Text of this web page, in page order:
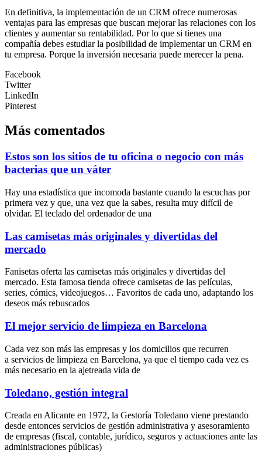
En definitiva, la implementación de un CRM ofrece numerosas
ventajas para las empresas que buscan mejorar las relaciones con los
clientes y aumentar su rentabilidad. Por lo que si tienes una
compañía debes estudiar la posibilidad de implementar un CRM en
tu empresa. Porque la inversión necesaria puede merecer la pena.
Facebook
Twitter
LinkedIn
Pinterest
Más comentados
Estos son los sitios de tu oficina o negocio con más
bacterias que un váter
Hay una estadística que incomoda bastante cuando la escuchas por
primera vez y que, una vez que la sabes, resulta muy difícil de
olvidar. El teclado del ordenador de una
Las camisetas más originales y divertidas del
mercado
Fanisetas oferta las camisetas más originales y divertidas del
mercado. Esta famosa tienda ofrece camisetas de las películas,
series, cómics, videojuegos… Favoritos de cada uno, adaptando los
deseos más rebuscados
El mejor servicio de limpieza en Barcelona
Cada vez son más las empresas y los domicilios que recurren
a servicios de limpieza en Barcelona, ya que el tiempo cada vez es
más necesario en la ajetreada vida de
Toledano, gestión integral
Creada en Alicante en 1972, la Gestoría Toledano viene prestando
desde entonces servicios de gestión administrativa y asesoramiento
de empresas (fiscal, contable, jurídico, seguros y actuaciones ante las
administraciones públicas)